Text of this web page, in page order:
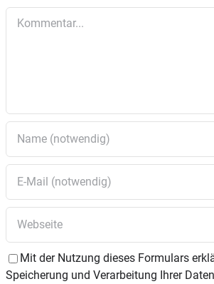
Mit der Nutzung dieses Formulars
Speicherung und Verarbeitung Ihrer